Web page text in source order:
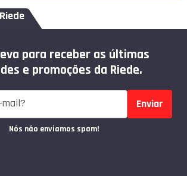
para receber as últimas
e promoções da Riede.
Enviar
Nós não enviamos spam!